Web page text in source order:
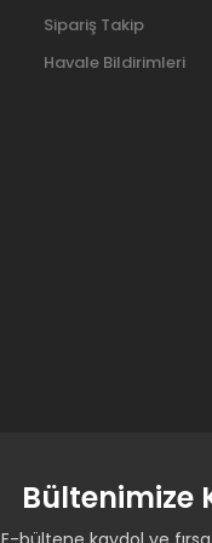
Sipariş Takip
Havale Bildirimleri
Bültenimize